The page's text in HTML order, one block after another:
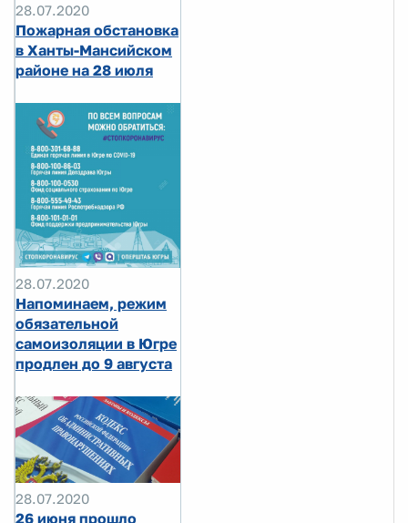
28.07.2020
Пожарная обстановка
в Ханты-Мансийском
районе на 28 июля
28.07.2020
Напоминаем, режим
обязательной
самоизоляции в Югре
продлен до 9 августа
28.07.2020
26 июня прошло